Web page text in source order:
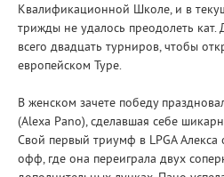
Квалификационной Школе, и в
трижды не удалось преодолеть кат.
всего двадцать турниров, чтобы
европейском Туре.
В женском зачете победу
(Alexa Pano), сделавшая себе
Свой первый триумф в LPGA
офф, где она переиграла двух